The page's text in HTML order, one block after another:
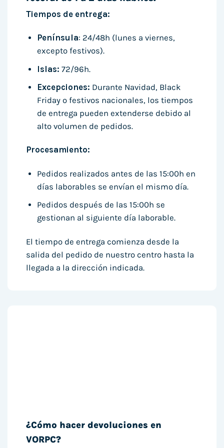
Tiempos de entrega:
Península: 24/48h (lunes a viernes,
excepto festivos).
Islas: 72/96h.
Excepciones: Durante Navidad, Black
Friday o festivos nacionales, los tiempos
de entrega pueden extenderse debido al
alto volumen de pedidos.
Procesamiento:
Pedidos realizados antes de las 15:00h en
días laborables se envían el mismo día.
Pedidos después de las 15:00h se
gestionan al siguiente día laborable.
El tiempo de entrega comienza desde la
salida del pedido de nuestro centro hasta la
llegada a la dirección indicada.
¿Cómo hacer devoluciones en
VORPC?